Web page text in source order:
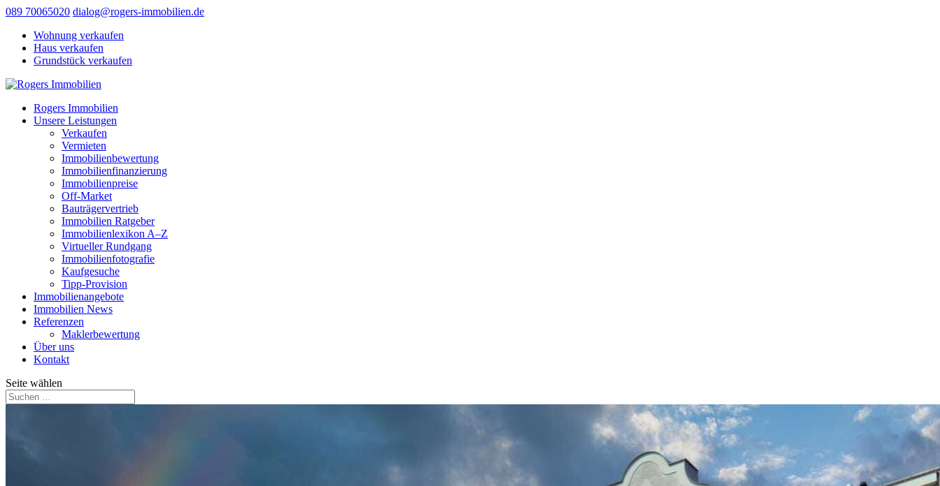
089 70065020 dialog@rogers-immobilien.de
Wohnung verkaufen
Haus verkaufen
Grundstück verkaufen
Rogers Immobilien
Unsere Leistungen
Verkaufen
Vermieten
Immobilienbewertung
Immobilienfinanzierung
Immobilienpreise
Off-Market
Bauträgervertrieb
Immobilien Ratgeber
Immobilienlexikon A–Z
Virtueller Rundgang
Immobilienfotografie
Kaufgesuche
Tipp-Provision
Immobilienangebote
Immobilien News
Referenzen
Maklerbewertung
Über uns
Kontakt
Seite wählen